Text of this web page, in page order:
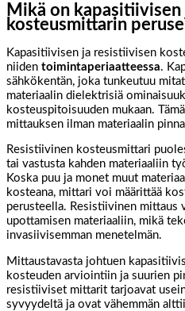
Mikä on
kosteusmittarin
Kapasitiivisen ja resistiivisen
niiden toimintaperiaatteessa.
sähkökentän, joka tunkeutuu
materiaalin dielektrisiä
kosteuspitoisuuden mukaan.
mittauksen ilman materiaalin
Resistiivinen kosteusmittari
tai vastusta kahden materiaaliin
Koska puu ja monet muut
kosteana, mittari voi määrittää
perusteella. Resistiivinen mittaus
upottamisen materiaaliin, mikä
invasiivisemman menetelmän.
Mittaustavasta johtuen
kosteuden arviointiin ja suurien
resistiiviset mittarit tarjoavat
syvyydeltä ja ovat vähemmän